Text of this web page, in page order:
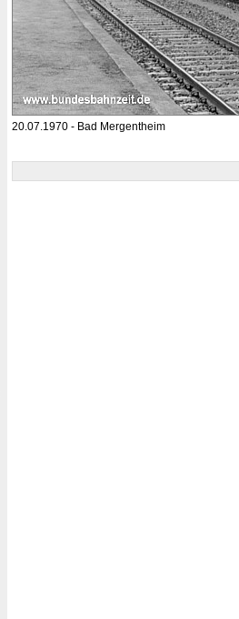
20.07.1970 - Bad Mergentheim